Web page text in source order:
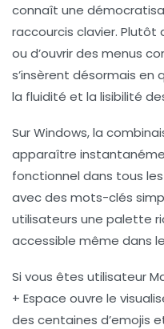
connaît une
raccourcis clavier. Plutôt
ou d’ouvrir des menus
s’insèrent désormais en
la fluidité et la lisibilité
Sur Windows, la
apparaître
fonctionnel dans tous
avec des mots-clés
utilisateurs une palette
accessible même dans
Si vous êtes utilisateur
+ Espace ouvre le
des centaines d’emojis